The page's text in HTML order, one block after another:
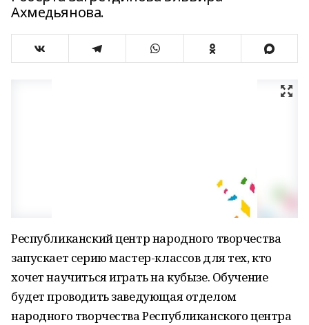
Ахмедьянова.
Республиканский центр народного творчества
запускает серию мастер-классов для тех, кто
хочет научиться играть на кубызе. Обучение
будет проводить заведующая отделом
народного творчества Республиканского центра